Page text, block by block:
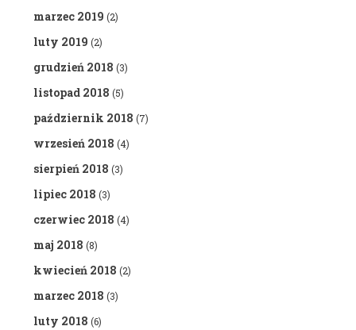
marzec 2019 (2)
luty 2019 (2)
grudzień 2018 (3)
listopad 2018 (5)
październik 2018 (7)
wrzesień 2018 (4)
sierpień 2018 (3)
lipiec 2018 (3)
czerwiec 2018 (4)
maj 2018 (8)
kwiecień 2018 (2)
marzec 2018 (3)
luty 2018 (6)